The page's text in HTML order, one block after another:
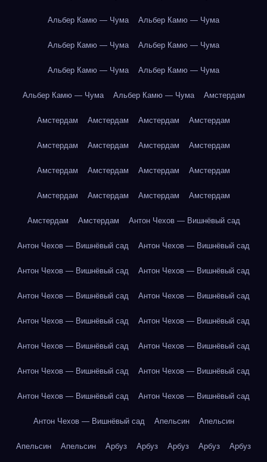
Альбер Камю — Чума Альбер Камю — Чума
Альбер Камю — Чума Альбер Камю — Чума
Альбер Камю — Чума Альбер Камю — Чума
Альбер Камю — Чума Альбер Камю — Чума Амстердам
Амстердам Амстердам Амстердам Амстердам
Амстердам Амстердам Амстердам Амстердам
Амстердам Амстердам Амстердам Амстердам
Амстердам Амстердам Амстердам Амстердам
Амстердам Амстердам Антон Чехов — Вишнёвый сад
Антон Чехов — Вишнёвый сад Антон Чехов — Вишнёвый сад
Антон Чехов — Вишнёвый сад Антон Чехов — Вишнёвый сад
Антон Чехов — Вишнёвый сад Антон Чехов — Вишнёвый сад
Антон Чехов — Вишнёвый сад Антон Чехов — Вишнёвый сад
Антон Чехов — Вишнёвый сад Антон Чехов — Вишнёвый сад
Антон Чехов — Вишнёвый сад Антон Чехов — Вишнёвый сад
Антон Чехов — Вишнёвый сад Антон Чехов — Вишнёвый сад
Антон Чехов — Вишнёвый сад Апельсин Апельсин
Апельсин Апельсин Арбуз Арбуз Арбуз Арбуз Арбуз